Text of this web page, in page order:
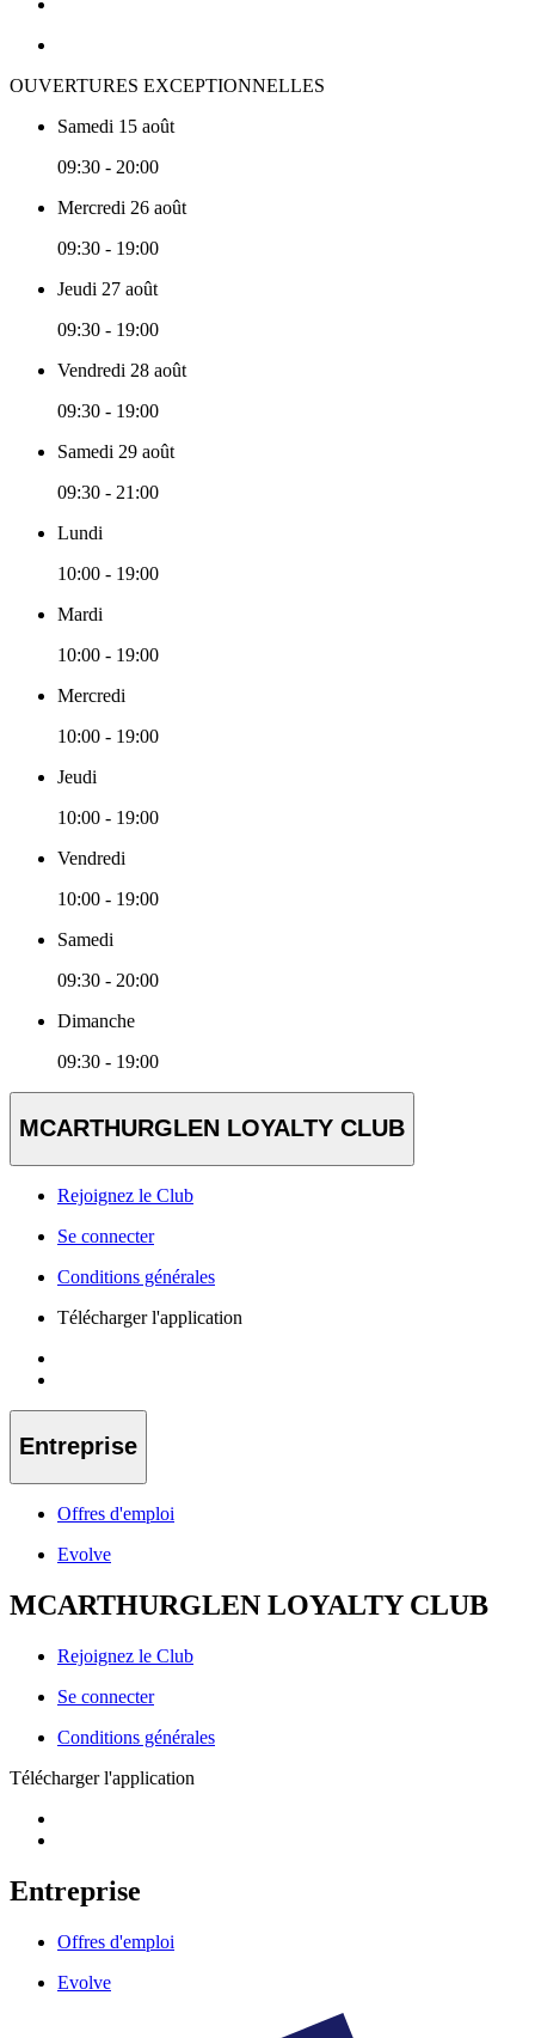
OUVERTURES EXCEPTIONNELLES
Samedi 15 août
09:30 - 20:00
Mercredi 26 août
09:30 - 19:00
Jeudi 27 août
09:30 - 19:00
Vendredi 28 août
09:30 - 19:00
Samedi 29 août
09:30 - 21:00
Lundi
10:00 - 19:00
Mardi
10:00 - 19:00
Mercredi
10:00 - 19:00
Jeudi
10:00 - 19:00
Vendredi
10:00 - 19:00
Samedi
09:30 - 20:00
Dimanche
09:30 - 19:00
MCARTHURGLEN LOYALTY CLUB
Rejoignez le Club
Se connecter
Conditions générales
Télécharger l'application
Entreprise
Offres d'emploi
Evolve
MCARTHURGLEN LOYALTY CLUB
Rejoignez le Club
Se connecter
Conditions générales
Télécharger l'application
Entreprise
Offres d'emploi
Evolve